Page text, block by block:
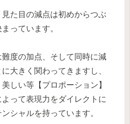
た目の減点は初めからつぶ
っています。
度の加点、そして同時に減
大きく関わってきますし、
しい等【プロポーション】
って表現力をダイレクトに
シャルを持っています。